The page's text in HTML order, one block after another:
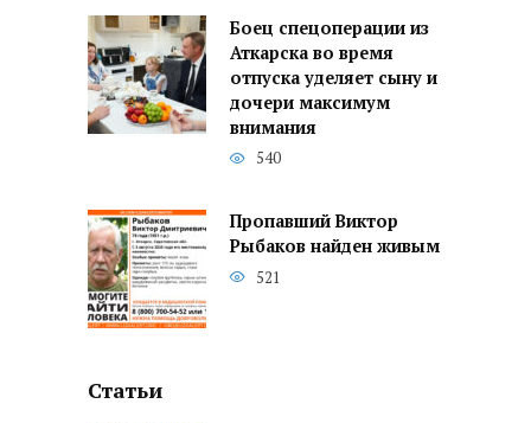
Боец спецоперации из
Аткарска во время
отпуска уделяет сыну и
дочери максимум
внимания
540
Пропавший Виктор
Рыбаков найден живым
521
Статьи